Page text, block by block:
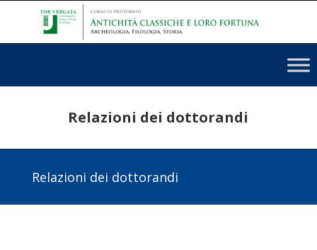
Relazioni dei dottorandi
Relazioni dei dottorandi